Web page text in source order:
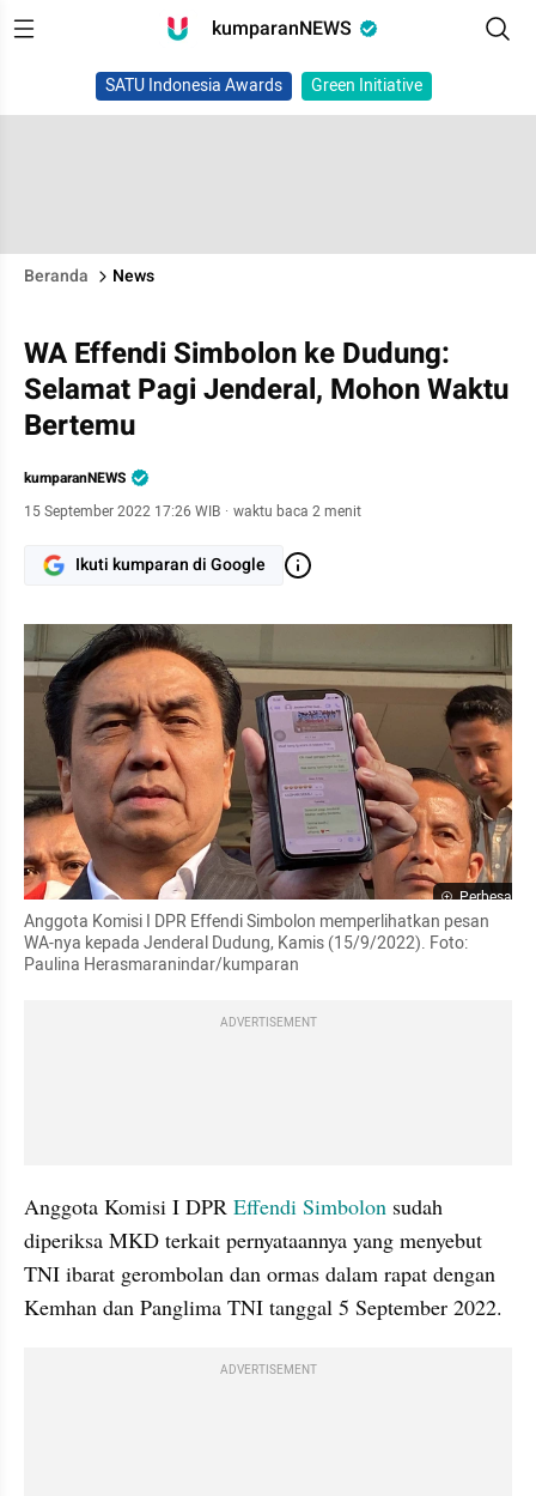
kumparanNEWS
SATU Indonesia Awards Green Initiative
Beranda News
WA Effendi Simbolon ke Dudung:
Selamat Pagi Jenderal, Mohon Waktu
Bertemu
kumparanNEWS
15 September 2022 17:26 WIB · waktu baca 2 menit
Ikuti kumparan di Google
Perbesar
Anggota Komisi I DPR Effendi Simbolon memperlihatkan pesan
WA-nya kepada Jenderal Dudung, Kamis (15/9/2022). Foto:
Paulina Herasmaranindar/kumparan
ADVERTISEMENT
Anggota Komisi I DPR Effendi Simbolon sudah
diperiksa MKD terkait pernyataannya yang menyebut
TNI ibarat gerombolan dan ormas dalam rapat dengan
Kemhan dan Panglima TNI tanggal 5 September 2022.
ADVERTISEMENT